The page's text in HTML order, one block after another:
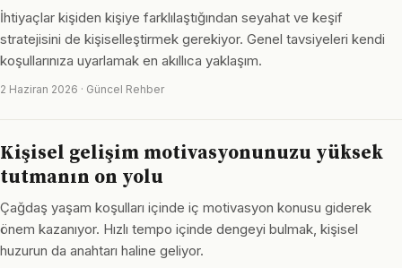
İhtiyaçlar kişiden kişiye farklılaştığından seyahat ve keşif
stratejisini de kişiselleştirmek gerekiyor. Genel tavsiyeleri kendi
koşullarınıza uyarlamak en akıllıca yaklaşım.
2 Haziran 2026 · Güncel Rehber
Kişisel gelişim motivasyonunuzu yüksek
tutmanın on yolu
Çağdaş yaşam koşulları içinde iç motivasyon konusu giderek
önem kazanıyor. Hızlı tempo içinde dengeyi bulmak, kişisel
huzurun da anahtarı haline geliyor.